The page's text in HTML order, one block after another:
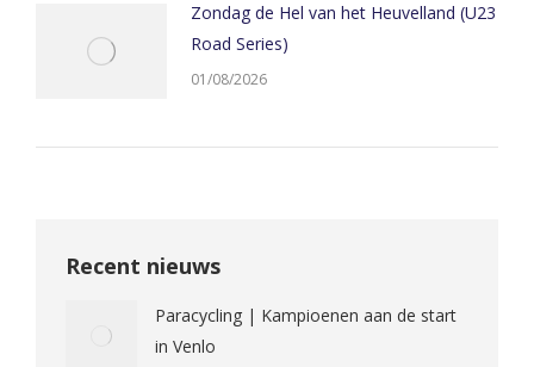
Zondag de Hel van het Heuvelland (U23
Road Series)
01/08/2026
Recent nieuws
Paracycling | Kampioenen aan de start
in Venlo